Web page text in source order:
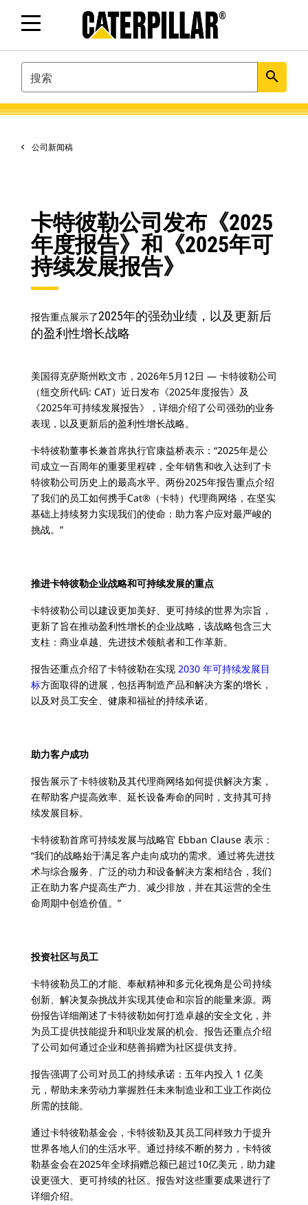
SEARCH search
公司新闻稿
卡特彼勒公司发布《2025
年度报告》和《2025年可
持续发展报告》
报告重点展示了2025年的强劲业绩，以及更新后
的盈利性增长战略
美国得克萨斯州欧文市，2026年5月12日 — 卡特彼勒公司
（纽交所代码: CAT）近日发布《2025年度报告》及
《2025年可持续发展报告》，详细介绍了公司强劲的业务
表现，以及更新后的盈利性增长战略。
卡特彼勒董事长兼首席执行官康益桥表示：“2025年是公
司成立一百周年的重要里程碑，全年销售和收入达到了卡
特彼勒公司历史上的最高水平。两份2025年报告重点介绍
了我们的员工如何携手Cat®（卡特）代理商网络，在坚实
基础上持续努力实现我们的使命：助力客户应对最严峻的
挑战。”
推进卡特彼勒企业战略和可持续发展的重点
卡特彼勒公司以建设更加美好、更可持续的世界为宗旨，
更新了旨在推动盈利性增长的企业战略，该战略包含三大
支柱：商业卓越、先进技术领航者和工作革新。
报告还重点介绍了卡特彼勒在实现 2030 年可持续发展目
标方面取得的进展，包括再制造产品和解决方案的增长，
以及对员工安全、健康和福祉的持续承诺。
助力客户成功
报告展示了卡特彼勒及其代理商网络如何提供解决方案，
在帮助客户提高效率、延长设备寿命的同时，支持其可持
续发展目标。
卡特彼勒首席可持续发展与战略官 Ebban Clause 表示：
“我们的战略始于满足客户走向成功的需求。通过将先进技
术与综合服务、广泛的动力和设备解决方案相结合，我们
正在助力客户提高生产力、减少排放，并在其运营的全生
命周期中创造价值。”
投资社区与员工
卡特彼勒员工的才能、奉献精神和多元化视角是公司持续
创新、解决复杂挑战并实现其使命和宗旨的能量来源。两
份报告详细阐述了卡特彼勒如何打造卓越的安全文化，并
为员工提供技能提升和职业发展的机会。报告还重点介绍
了公司如何通过企业和慈善捐赠为社区提供支持。
报告强调了公司对员工的持续承诺：五年内投入 1 亿美
元，帮助未来劳动力掌握胜任未来制造业和工业工作岗位
所需的技能。
通过卡特彼勒基金会，卡特彼勒及其员工同样致力于提升
世界各地人们的生活水平。通过持续不断的努力，卡特彼
勒基金会在2025年全球捐赠总额已超过10亿美元，助力建
设更强大、更可持续的社区。报告对这些重要成果进行了
详细介绍。